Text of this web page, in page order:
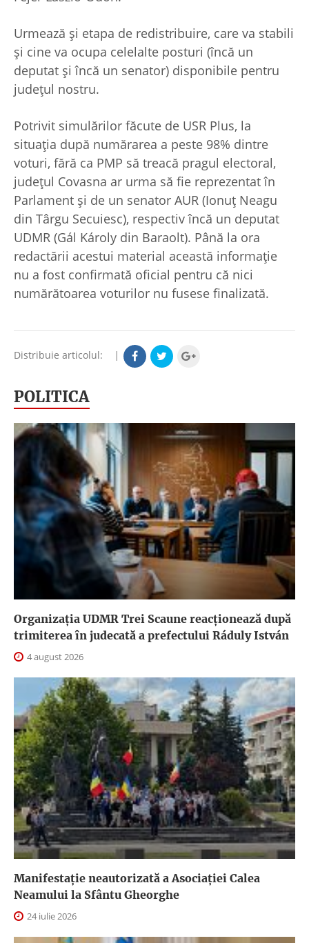
Urmează și etapa de redistribuire, care va stabili
și cine va ocupa celelalte posturi (încă un
deputat și încă un senator) disponibile pentru
județul nostru.
Potrivit simulărilor făcute de USR Plus, la
situația după numărarea a peste 98% dintre
voturi, fără ca PMP să treacă pragul electoral,
județul Covasna ar urma să fie reprezentat în
Parlament și de un senator AUR (Ionuț Neagu
din Târgu Secuiesc), respectiv încă un deputat
UDMR (Gál Károly din Baraolt). Până la ora
redactării acestui material această informație
nu a fost confirmată oficial pentru că nici
numărătoarea voturilor nu fusese finalizată.
Distribuie articolul: |
POLITICA
Organizația UDMR Trei Scaune reacționează după
trimiterea în judecată a prefectului Ráduly István
4 august 2026
Manifestație neautorizată a Asociației Calea
Neamului la Sfântu Gheorghe
24 iulie 2026